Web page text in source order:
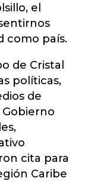
el
como país.
de Cristal
políticas,
de
cita para
Caribe